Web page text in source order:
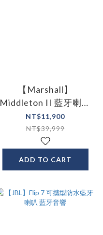
【Marshall】
Middleton II 藍牙喇叭
音響
NT$11,900
NT$39,999
ADD TO CART